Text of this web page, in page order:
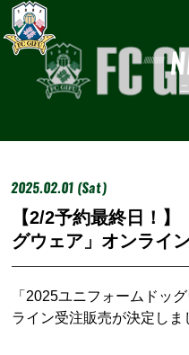
2025.02.01 (Sat)
【2/2予約最終日！
グウェア」オンライ
「2025ユニフォームドッ
ライン受注販売が決定しま